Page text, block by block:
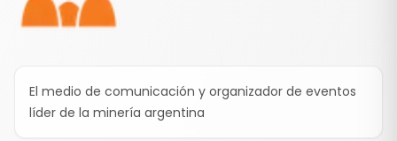
El medio de comunicación y organizador de eventos
líder de la minería argentina